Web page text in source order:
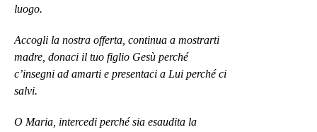
luogo.
Accogli la nostra offerta, continua a mostrarti
madre, donaci il tuo figlio Gesù perché
c’insegni ad amarti e presentaci a Lui perché ci
salvi.
O Maria, intercedi perché sia esaudita la